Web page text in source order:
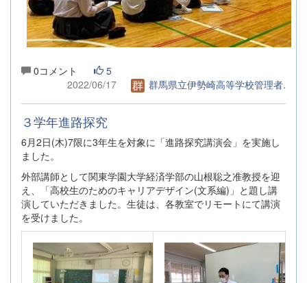
0コメント
5
2022/06/17
群馬県立伊勢崎高等学校管理者.
３学年進路探究
6月2日(木)7限に3年生を対象に「進路探究講演会」を実施し
ました。
外部講師として関東学園大学経済学部の山根聡之准教授を迎
え、「高校生のためのキャリアデザイン(文系編)」と題し講
演していただきました。生徒は、各教室でリモートにて講演
を受けました。